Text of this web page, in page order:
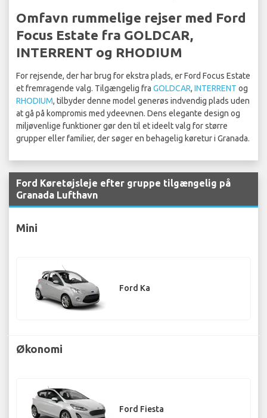
Omfavn rummelige rejser med Ford
Focus Estate fra GOLDCAR,
INTERRENT og RHODIUM
For rejsende, der har brug for ekstra plads, er Ford Focus Estate
et fremragende valg. Tilgængelig fra GOLDCAR, INTERRENT og
RHODIUM, tilbyder denne model generøs indvendig plads uden
at gå på kompromis med ydeevnen. Dens elegante design og
miljøvenlige funktioner gør den til et ideelt valg for større
grupper eller familier, der søger en behagelig køretur i Granada.
Ford Køretøjsleje efter gruppe tilgængelig på
Granada Lufthavn
Mini
Ford Ka
Økonomi
Ford Fiesta